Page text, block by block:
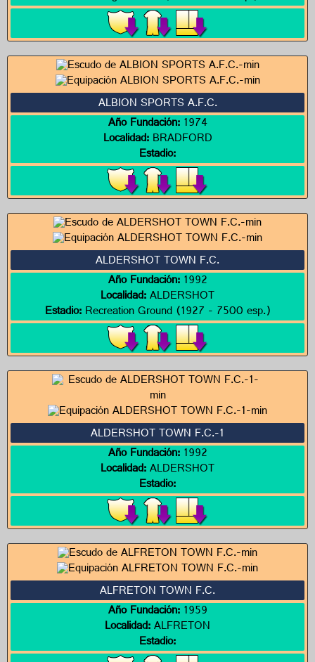
ALBION SPORTS A.F.C.
Año Fundación:1974
Localidad:BRADFORD
Estadio:
ALDERSHOT TOWN F.C.
Año Fundación:1992
Localidad:ALDERSHOT
Estadio:Recreation Ground (1927 - 7500 esp.)
ALDERSHOT TOWN F.C.-1
Año Fundación:1992
Localidad:ALDERSHOT
Estadio:
ALFRETON TOWN F.C.
Año Fundación:1959
Localidad:ALFRETON
Estadio: